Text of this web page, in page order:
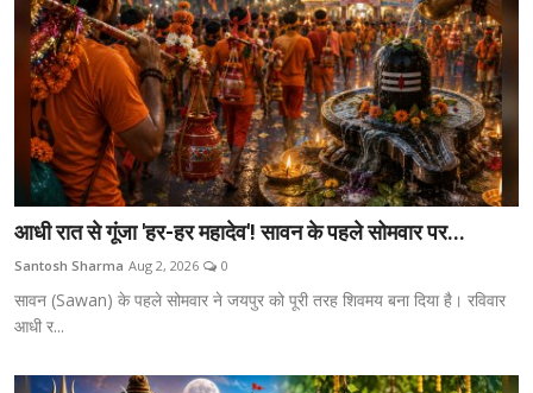
आधी रात से गूंजा 'हर-हर महादेव'! सावन के पहले सोमवार पर...
Santosh Sharma Aug 2, 2026 0
सावन (Sawan) के पहले सोमवार ने जयपुर को पूरी तरह शिवमय बना दिया है। रविवार
आधी र...